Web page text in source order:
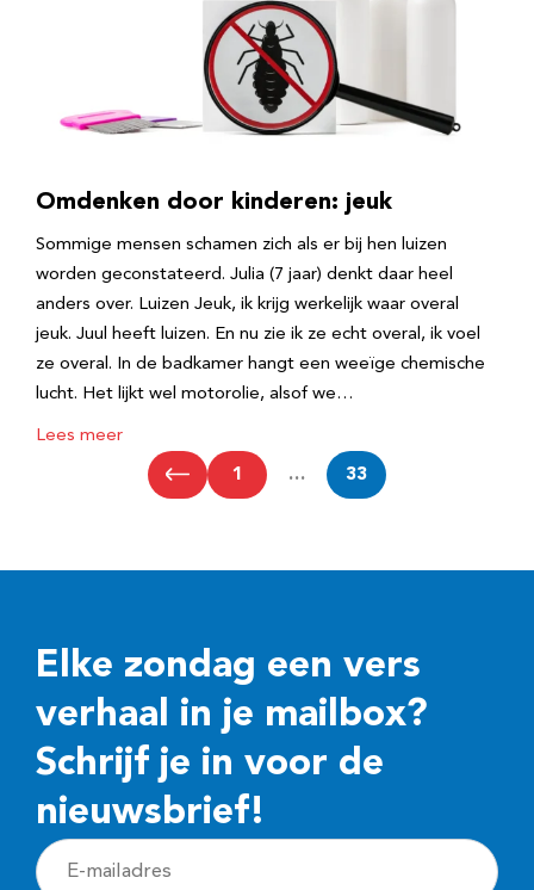
Omdenken door kinderen: jeuk
Sommige mensen schamen zich als er bij hen luizen
worden geconstateerd. Julia (7 jaar) denkt daar heel
anders over. Luizen Jeuk, ik krijg werkelijk waar overal
jeuk. Juul heeft luizen. En nu zie ik ze echt overal, ik voel
ze overal. In de badkamer hangt een weeïge chemische
lucht. Het lijkt wel motorolie, alsof we…
Lees meer
1 … 33
Elke zondag een vers
verhaal in je mailbox?
Schrijf je in voor de
nieuwsbrief!
E